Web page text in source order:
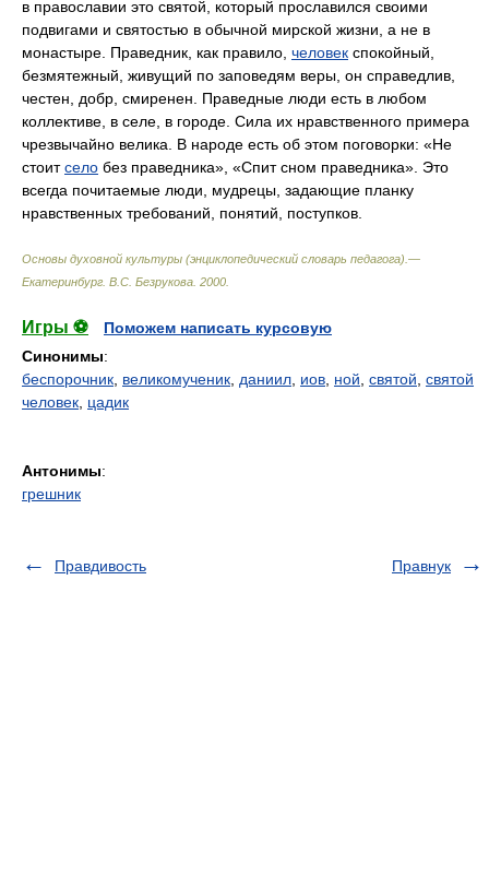
в православии это святой, который прославился своими
подвигами и святостью в обычной мирской жизни, а не в
монастыре. Праведник, как правило, человек спокойный,
безмятежный, живущий по заповедям веры, он справедлив,
честен, добр, смиренен. Праведные люди есть в любом
коллективе, в селе, в городе. Сила их нравственного примера
чрезвычайно велика. В народе есть об этом поговорки: «Не
стоитсело без праведника», «Спит сном праведника». Это
всегда почитаемые люди, мудрецы, задающие планку
нравственных требований, понятий, поступков.
Основы духовной культуры (энциклопедический словарь педагога).—
Екатеринбург В.С. Безрукова 2000
Игры ⚽
Поможем написать курсовую
Синонимы:
беспорочник великомученик даниил иов ной святой святой
человек цадик
Антонимы:
грешник
Правдивость Правнук